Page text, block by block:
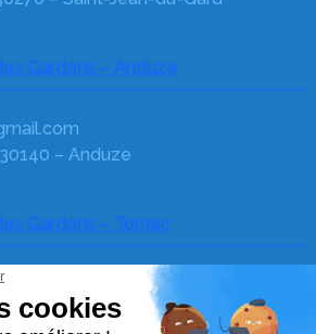
Gardons – Anduze
– Anduze
Gardons – Tornac
– 30140 – Tornac